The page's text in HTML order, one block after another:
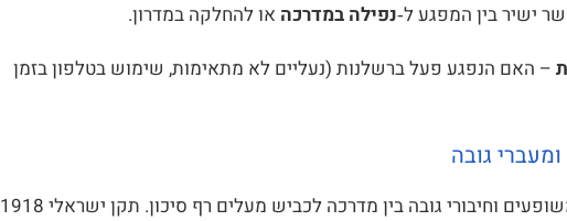
ישיר בין המפגע ל‑נפילה במדרכה או להחלקה במדרון.
– האם הנפגע פעל ברשלנות (נעליים לא מתאימות, שימוש בטלפון בזמן
גובה
מדרונות, כבישים משופעים וחיבורי גובה בין מדרכה לכביש מעלים רף סיכון. תקן ישראלי 1918